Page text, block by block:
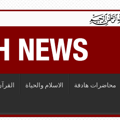
محاضرات هادفة الاسلام والحياة